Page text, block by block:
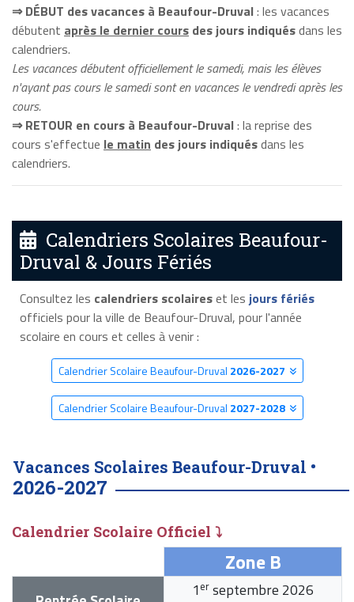
⇒ DÉBUT des vacances à Beaufour-Druval: les vacances
débutent après le dernier cours des jours indiquésdans les
calendriers.
Les vacances débutent officiellement le samedi, mais les élèves
n'ayant pas cours le samedi sont en vacances le vendredi après les
cours.
⇒ RETOUR en cours à Beaufour-Druval: la reprise des
cours s'effectue le matin des jours indiquésdans les
calendriers.
Calendriers Scolaires Beaufour-
Druval & Jours Fériés
Consultez les calendriers scolaireset les jours fériés
officiels pour la ville de Beaufour-Druval, pour l'année
scolaire en cours et celles à venir :
Calendrier Scolaire Beaufour-Druval 2026-2027
Calendrier Scolaire Beaufour-Druval 2027-2028
Vacances Scolaires Beaufour-Druval •
2026-2027
Calendrier Scolaire Officiel ⤵
Zone B
1 er septembre 2026